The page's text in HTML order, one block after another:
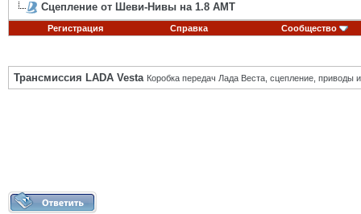
Сцепление от Шеви-Нивы на 1.8 АМТ
Регистрация Справка Сообщество
Трансмиссия LADA Vesta Коробка передач Лада Веста, сцепление, приводы и